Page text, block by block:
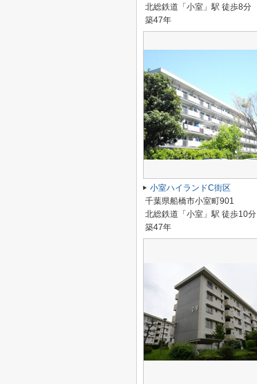
北総鉄道「小室」駅 徒歩8分
築47年
小室ハイランドC街区
千葉県船橋市小室町901
北総鉄道「小室」駅 徒歩10分
築47年